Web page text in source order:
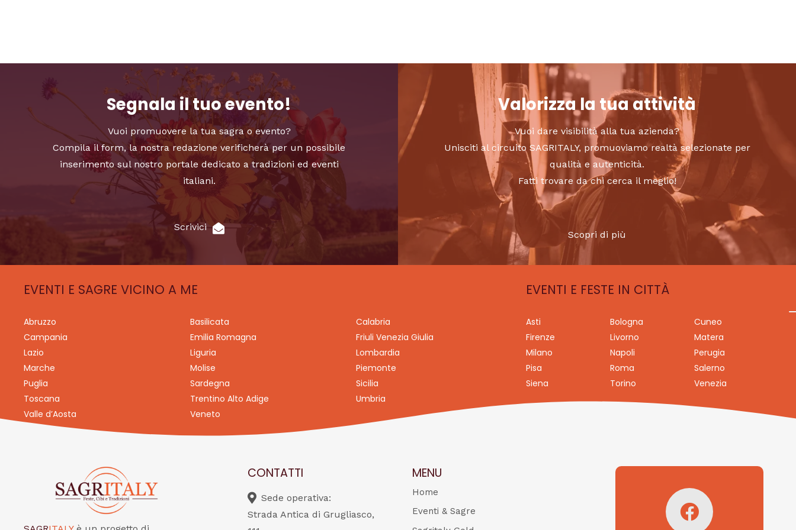
Segnala il tuo evento!
Vuoi promuovere la tua sagra o evento?
Compila il form, la nostra redazione verificherà per un possibile
inserimento sul nostro portale dedicato a tradizioni ed eventi
italiani.
Scrivici
Valorizza la tua attività
Vuoi dare visibilità alla tua azienda?
Unisciti al circuito SAGRITALY, promuoviamo realtà selezionate per
qualità e autenticità.
Fatti trovare da chi cerca il meglio!
Scopri di più
EVENTI E SAGRE VICINO A ME
Abruzzo Basilicata
Calabria
Campania
Emilia Romagna
Friuli Venezia Giulia
Lazio
Liguria
Lombardia
Marche
Molise
Piemonte
Puglia
Sardegna
Sicilia
Toscana
Trentino Alto Adige
Umbria
Valle d’Aosta
Veneto
EVENTI E FESTE IN CITTÀ
Asti Bologna
Cuneo
Firenze
Livorno
Matera
Milano
Napoli
Perugia
Pisa
Roma
Salerno
Siena
Torino Venezia
CONTATTI
Sede operativa:
Strada Antica di Grugliasco,
MENU
Home
Eventi & Sagre
Seguici su
Facebook!